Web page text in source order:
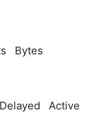
Bytes
Active